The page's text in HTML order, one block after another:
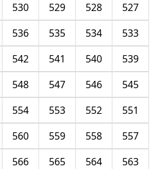
527
528
529
530
533
534
535
536
539
540
541
542
545
546
547
548
551
552
553
554
557
558
559
560
563
564
565
566